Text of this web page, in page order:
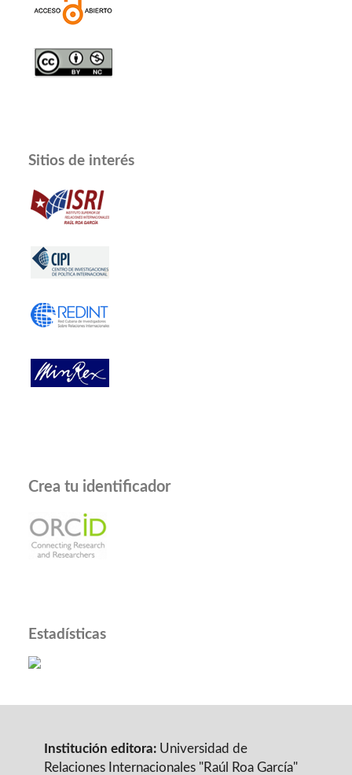
Sitios de interés
Crea tu identificador
Estadísticas
Institución editora:Universidad de
Relaciones Internacionales "Raúl Roa García"